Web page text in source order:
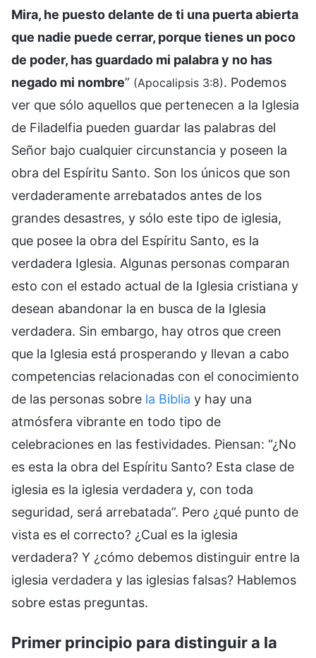
Mira, he puesto delante de ti una puerta abierta
que nadie puede cerrar, porque tienes un poco
de poder, has guardado mi palabra y no has
negado mi nombre” (Apocalipsis 3:8). Podemos
ver que sólo aquellos que pertenecen a la Iglesia
de Filadelfia pueden guardar las palabras del
Señor bajo cualquier circunstancia y poseen la
obra del Espíritu Santo. Son los únicos que son
verdaderamente arrebatados antes de los
grandes desastres, y sólo este tipo de iglesia,
que posee la obra del Espíritu Santo, es la
verdadera Iglesia. Algunas personas comparan
esto con el estado actual de la Iglesia cristiana y
desean abandonar la en busca de la Iglesia
verdadera. Sin embargo, hay otros que creen
que la Iglesia está prosperando y llevan a cabo
competencias relacionadas con el conocimiento
de las personas sobre la Biblia y hay una
atmósfera vibrante en todo tipo de
celebraciones en las festividades. Piensan: “¿No
es esta la obra del Espíritu Santo? Esta clase de
iglesia es la iglesia verdadera y, con toda
seguridad, será arrebatada”. Pero ¿qué punto de
vista es el correcto? ¿Cual es la iglesia
verdadera? Y ¿cómo debemos distinguir entre la
iglesia verdadera y las iglesias falsas? Hablemos
sobre estas preguntas.
Primer principio para distinguir a la